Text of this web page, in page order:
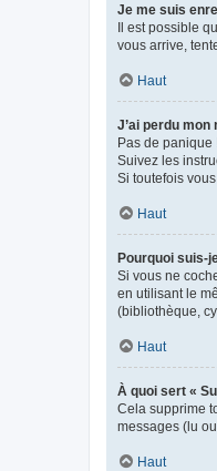
Je me suis
Il est possible
vous arrive,
Haut
J’ai perdu mon
Pas de panique
Suivez les
Si toutefois
Haut
Pourquoi suis-
Si vous ne
en utilisant le
(bibliothèque,
Haut
À quoi sert «
Cela supprime
messages (lu
Haut